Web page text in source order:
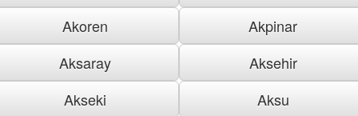
Akoren
Akpinar
Aksaray
Aksehir
Akseki
Aksu